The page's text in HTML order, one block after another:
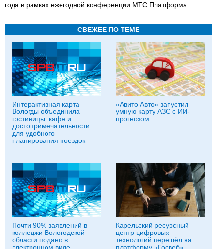
года в рамках ежегодной конференции МТС Платформа.
СВЕЖЕЕ ПО ТЕМЕ
Интерактивная карта
Вологды объединила
гостиницы, кафе и
достопримечательности
для удобного
планирования поездок
«Авито Авто» запустил
умную карту АЗС с ИИ-
прогнозом
Почти 90% заявлений в
колледжи Вологодской
области подано в
электронном виде
Карельский ресурсный
центр цифровых
технологий перешёл на
платформу «Госвеб»